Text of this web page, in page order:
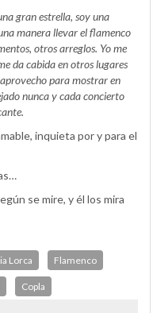
gran estrella, soy una
manera llevar el flamenco
otros arreglos. Yo me
da cabida en otros lugares
para mostrar en
nunca y cada concierto
inquieta por y para el
se mire, y él los mira
Lorca Flamenco
Copla